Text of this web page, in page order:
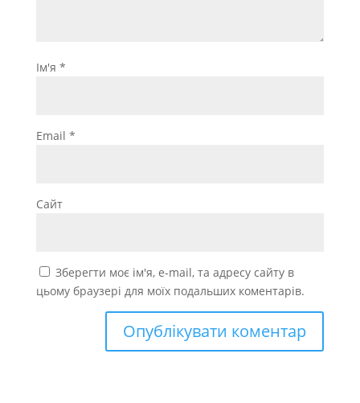
Ім'я *
Email *
Сайт
Зберегти моє ім'я, e-mail, та адресу сайту в
цьому браузері для моїх подальших коментарів.